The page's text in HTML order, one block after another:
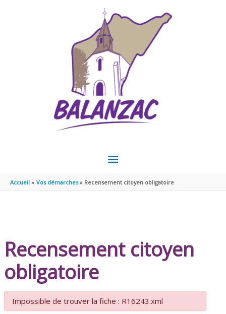
MENU
PRINCIPAL
Accueil Vos démarches Recensement citoyen obligatoire
Recensement citoyen
obligatoire
Impossible de trouver la fiche : R16243.xml